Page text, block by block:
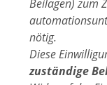
Beilagen) zum
nötig.
Diese
zuständige